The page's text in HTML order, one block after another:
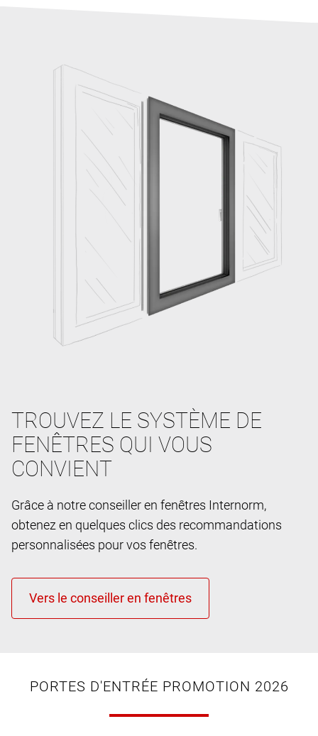
TROUVEZ LE SYSTÈME DE
FENÊTRES QUI VOUS
CONVIENT
Grâce à notre conseiller en fenêtres Internorm,
obtenez en quelques clics des recommandations
personnalisées pour vos fenêtres.
PORTES D'ENTRÉE PROMOTION 2026